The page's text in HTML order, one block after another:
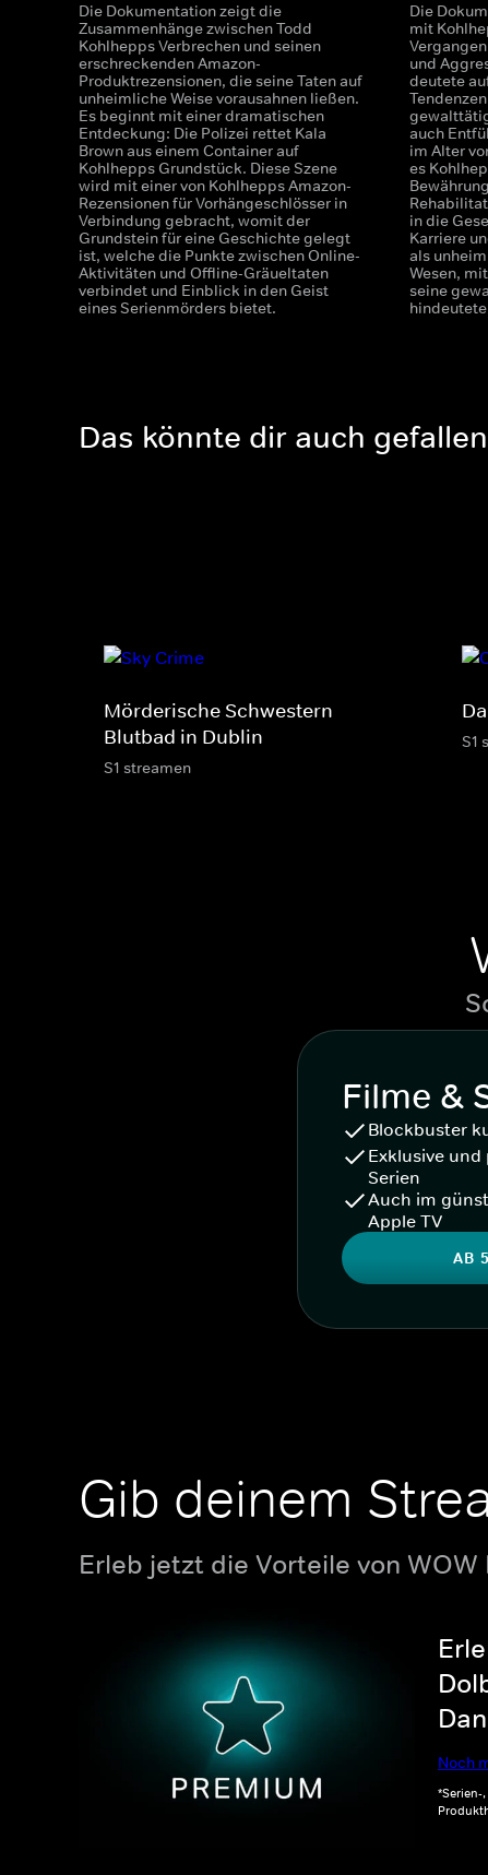
Die Dokumentation zeigt die
Zusammenhänge zwischen Todd
Kohlhepps Verbrechen und seinen
erschreckenden Amazon-
Produktrezensionen, die seine Taten auf
unheimliche Weise vorausahnen ließen.
Es beginnt mit einer dramatischen
Entdeckung: Die Polizei rettet Kala
Brown aus einem Container auf
Kohlhepps Grundstück. Diese Szene
wird mit einer von Kohlhepps Amazon-
Rezensionen für Vorhängeschlösser in
Verbindung gebracht, womit der
Grundstein für eine Geschichte gelegt
ist, welche die Punkte zwischen Online-
Aktivitäten und Offline-Gräueltaten
verbindet und Einblick in den Geist
eines Serienmörders bietet.
Die
mit
und
deutete
auch
im Alter
es
in die
Karriere
als
Wesen,
seine
Das könnte dir auch gefallen
Mörderische Schwestern -
Blutbad in Dublin
S1 streamen
S1
Filme &
Blockbuster
Exklusive
Serien
Auch im
Apple TV
AB
Gib deinem
Erleb jetzt die Vorteile von WOW
Noch
*Serien-